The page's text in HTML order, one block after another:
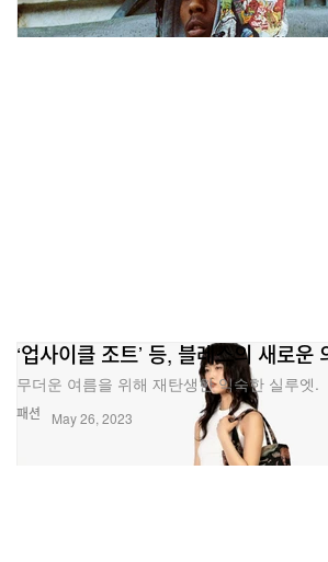
패션
‘업사이클 조트’ 등, 블레스의 새로운
무더운 여름을 위해 재탄생한 익숙한 실루엣.
May 26, 2023